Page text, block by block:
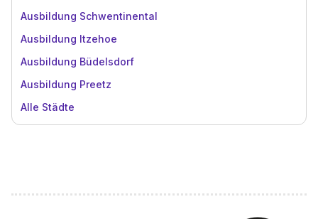
Ausbildung Schwentinental
Ausbildung Itzehoe
Ausbildung Büdelsdorf
Ausbildung Preetz
Alle Städte